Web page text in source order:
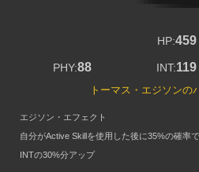
HP:459
PHY:88 INT:119
トーマス・エジソンの
エジソン・エフェクト
自分がActive Skillを使用した後に35%の確率
INTの30%分アップ